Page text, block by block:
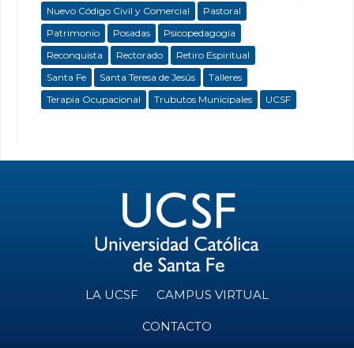
Nuevo Código Civil y Comercial
Pastoral
Patrimonio
Posadas
Psicopedagogía
Reconquista
Rectorado
Retiro Espiritual
Santa Fe
Santa Teresa de Jesús
Talleres
Terapia Ocupacional
Trubutos Municipales UCSF
LA UCSF CAMPUS VIRTUAL
CONTACTO